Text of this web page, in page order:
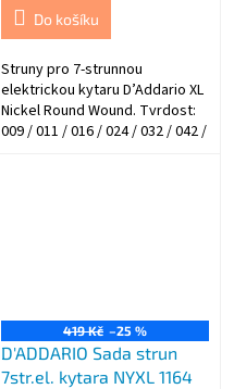
Do košíku
Struny pro 7-strunnou
elektrickou kytaru D’Addario XL
Nickel Round Wound. Tvrdost:
009 / 011 / 016 / 024 / 032 / 042 /
419 Kč –25 %
D'ADDARIO Sada strun
7str.el. kytara NYXL 1164